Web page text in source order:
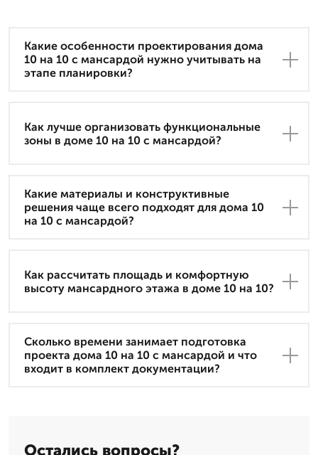
Какие особенности проектирования дома
10 на 10 с мансардой нужно учитывать на
этапе планировки?
Как лучше организовать функциональные
зоны в доме 10 на 10 с мансардой?
Какие материалы и конструктивные
решения чаще всего подходят для дома 10
на 10 с мансардой?
Как рассчитать площадь и комфортную
высоту мансардного этажа в доме 10 на 10?
Сколько времени занимает подготовка
проекта дома 10 на 10 с мансардой и что
входит в комплект документации?
Остались вопросы?